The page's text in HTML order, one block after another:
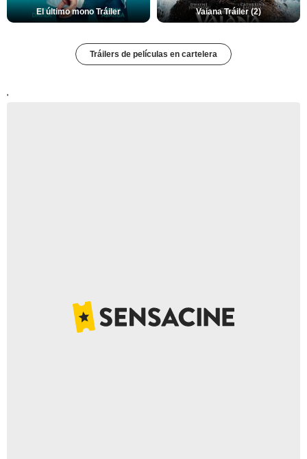
El último mono Tráiler Vaiana Tráiler (2)
Tráilers de películas en cartelera
'